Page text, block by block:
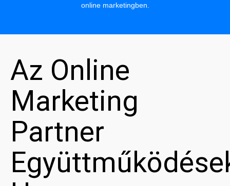
online marketingben.
Az Online
Marketing
Partner